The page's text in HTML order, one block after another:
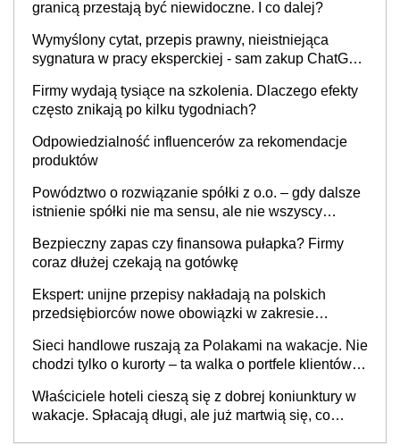
granicą przestają być niewidoczne. I co dalej?
Wymyślony cytat, przepis prawny, nieistniejąca
sygnatura w pracy eksperckiej - sam zakup ChatGPT
Firmy wydają tysiące na szkolenia. Dlaczego efekty
często znikają po kilku tygodniach?
Odpowiedzialność influencerów za rekomendacje
produktów
Powództwo o rozwiązanie spółki z o.o. – gdy dalsze
istnienie spółki nie ma sensu, ale nie wszyscy
Bezpieczny zapas czy finansowa pułapka? Firmy
coraz dłużej czekają na gotówkę
Ekspert: unijne przepisy nakładają na polskich
przedsiębiorców nowe obowiązki w zakresie
Sieci handlowe ruszają za Polakami na wakacje. Nie
chodzi tylko o kurorty – ta walka o portfele klientów
cichu
Właściciele hoteli cieszą się z dobrej koniunktury w
wakacje. Spłacają długi, ale już martwią się, co